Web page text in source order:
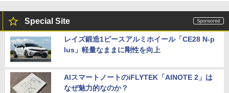
Special Site
レイズ鍛造1ピースアルミホイール「CE28 N-p
lus」軽量なままに剛性を向上
AIスマートノートのiFLYTEK「AINOTE 2」は
なぜ魅力的なのか？